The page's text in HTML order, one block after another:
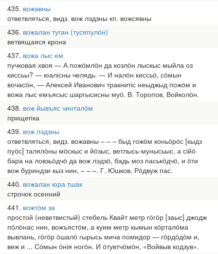
435 вожавны
ответвляться, видз. вож лэдзны кп. вожсявны
436 вожалан туган (тусяпулӧн)
ветвящаяся крона
437 вожа лыс ем
пучковая хвоя — А пожӧмлӧн да козлӧн лыскыс мыйла оз
киссьы? — юалісны челядь. — И налӧн киссьӧ, сӧмын
вочасӧн, — Алексей Иванович тракнитіс неыджыд пожӧм и
вожа лыс емъясыс шаргысисны муӧ. В. Торопов, Войколӧн.
438 вож йывъяс чинталӧм
прищепка
439 вож лэдзны
ответвляться, видз. вожавны – – – быд гожӧм коньӧрӧс [кыдз
пуӧс] талялӧны мӧскыс и йӧзыс, ветлысь-мунысьыс, а сійӧ
бара на ловзьӧдчӧ да вож лэдзӧ, бадь моз паськӧдчӧ, и ӧти
вож буриндзи кыз нин, – – –. Г. Юшков, Рӧдвуж пас.
440 вожалан юра тшак
строчок осенний
441 вожтӧм за
простой (неветвистый) стебель Квайт метр гӧгӧр [заыс] джодж
пӧлӧнас нин, вожъястӧм, а куим метр кымын кӧрталӧма
вывлань, гӧгӧр ӧшалӧ гырысь мича помидор — гӧрдӧдӧм и,
веж и ... Сӧмын ӧнія ногӧн. И ӧтувтчӧмӧн, «Войвыв кодзув».